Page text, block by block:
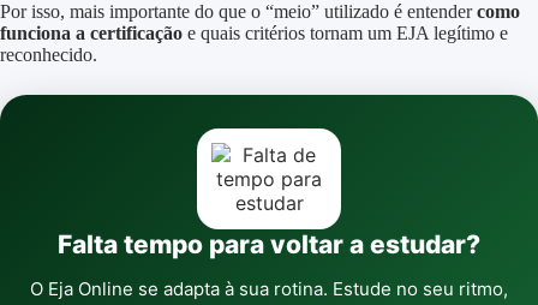
Por isso, mais importante do que o “meio” utilizado é entendercomo
funciona a certificação e quais critérios tornam um EJA legítimo e
reconhecido.
Falta tempo para voltar a estudar?
O Eja Online se adapta à sua rotina. Estude no seu ritmo,